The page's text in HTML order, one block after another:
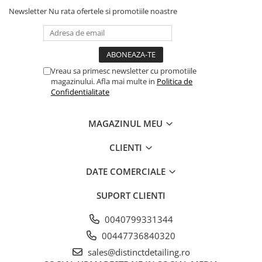
Newsletter Nu rata ofertele si promotiile noastre
Vreau sa primesc newsletter cu promotiile
magazinului. Afla mai multe in Politica de
Confidentialitate
MAGAZINUL MEU
CLIENTI
DATE COMERCIALE
SUPORT CLIENTI
0040799331344
00447736840320
sales@distinctdetailing.ro